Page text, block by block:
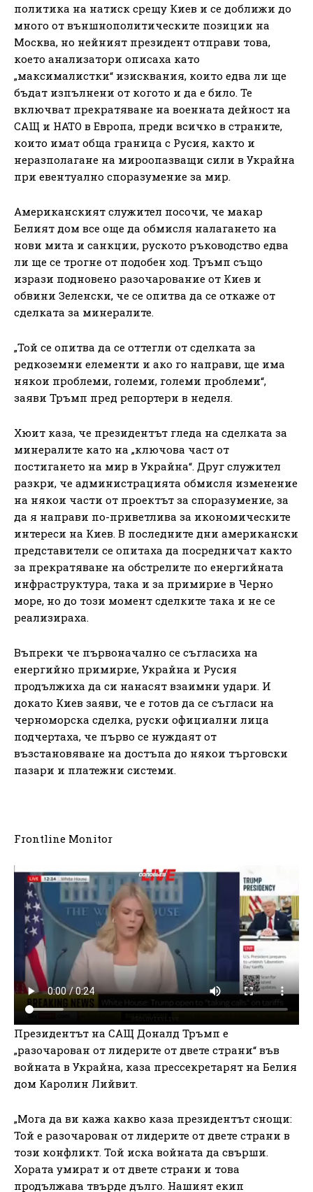
политика на натиск срещу Киев и се доближи до
много от външнополитическите позиции на
Москва, но нейният президент отправи това,
което анализатори описаха като
„максималистки“ изисквания, които едва ли ще
бъдат изпълнени от когото и да е било. Те
включват прекратяване на военната дейност на
САЩ и НАТО в Европа, преди всичко в страните,
които имат обща граница с Русия, както и
неразполагане на мироопазващи сили в Украйна
при евентуално споразумение за мир.
Американският служител посочи, че макар
Белият дом все още да обмисля налагането на
нови мита и санкции, руското ръководство едва
ли ще се трогне от подобен ход. Тръмп също
изрази подновено разочарование от Киев и
обвини Зеленски, че се опитва да се откаже от
сделката за минералите.
„Той се опитва да се оттегли от сделката за
редкоземни елементи и ако го направи, ще има
някои проблеми, големи, големи проблеми“,
заяви Тръмп пред репортери в неделя.
Хюит каза, че президентът гледа на сделката за
минералите като на „ключова част от
постигането на мир в Украйна“. Друг служител
разкри, че администрацията обмисля изменение
на някои части от проектът за споразумение, за
да я направи по-приветлива за икономическите
интереси на Киев. В последните дни американски
представители се опитаха да посредничат както
за прекратяване на обстрелите по енергийната
инфраструктура, така и за примирие в Черно
море, но до този момент сделките така и не се
реализираха.
Въпреки че първоначално се съгласиха на
енергийно примирие, Украйна и Русия
продължиха да си нанасят взаимни удари. И
докато Киев заяви, че е готов да се съгласи на
черноморска сделка, руски официални лица
подчертаха, че първо се нуждаят от
възстановяване на достъпа до някои търговски
пазари и платежни системи.
Frontline Monitor
Президентът на САЩ Доналд Тръмп е
„разочарован от лидерите от двете страни“ във
войната в Украйна, каза прессекретарят на Белия
дом Каролин Лийвит.
„Мога да ви кажа какво каза президентът снощи:
Той е разочарован от лидерите от двете страни в
този конфликт. Той иска войната да свърши.
Хората умират и от двете страни и това
продължава твърде дълго. Нашият екип